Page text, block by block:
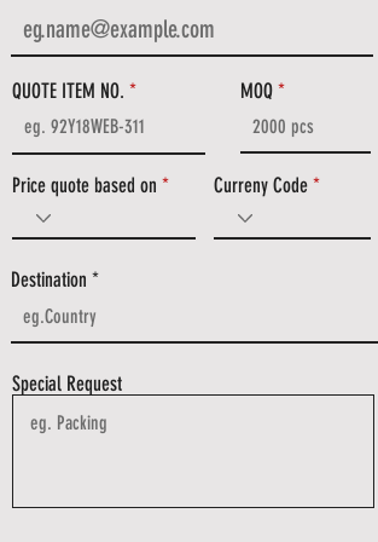
QUOTE ITEM NO.
Price quote based on
MOQ
Curreny Code
Destination
Special Request